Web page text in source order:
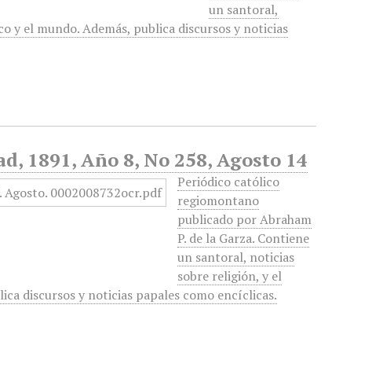
un santoral,
y el mundo. Además, publica discursos y noticias
1891, Año 8, No 258, Agosto 14
Periódico católico
regiomontano
publicado por Abraham
P. de la Garza. Contiene
un santoral, noticias
sobre religión, y el
discursos y noticias papales como encíclicas.